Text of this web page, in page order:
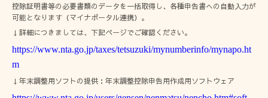
控除証明書等の必要書類のデータを一括取得し、各種申告書への自動入力が
可能となります（マイナポータル連携）。
↓詳細につきましては、下記ページでご確認ください。
https://www.nta.go.jp/taxes/tetsuzuki/mynumberinfo/mynapo.ht
m
↓年末調整用ソフトの提供：年末調整控除申告用作成用ソフトウェア